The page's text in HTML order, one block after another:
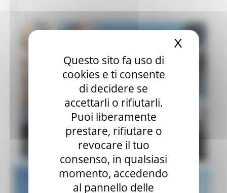
Questo sito fa uso di
cookies e ti consente
di decidere se
accettarli o rifiutarli.
Puoi liberamente
prestare, rifiutare o
revocare il tuo
consenso, in qualsiasi
momento, accedendo
al pannello delle
X